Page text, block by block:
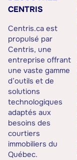
CENTRIS
Centris.ca est
propulsé par
Centris, une
entreprise offrant
une vaste gamme
d’outils et de
solutions
technologiques
adaptés aux
besoins des
courtiers
immobiliers du
Québec.